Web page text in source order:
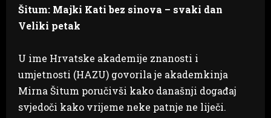
Šitum: Majki Kati bez sinova – svaki dan
Veliki petak
U ime Hrvatske akademije znanosti i
umjetnosti (HAZU) govorila je akademkinja
Mirna Šitum poručivši kako današnji događaj
svjedoči kako vrijeme neke patnje ne liječi.